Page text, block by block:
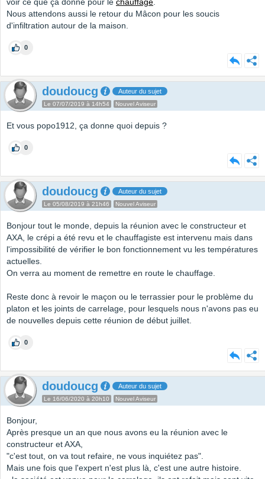
voir ce que ça donne pour le chauffage.
Nous attendons aussi le retour du Mâcon pour les soucis
d'infiltration autour de la maison.
0
doudoucg Auteur du sujet
Le 07/07/2019 à 14h54 Nouvel Aviseur
Et vous popo1912, ça donne quoi depuis ?
0
doudoucg Auteur du sujet
Le 05/08/2019 à 21h46 Nouvel Aviseur
Bonjour tout le monde, depuis la réunion avec le constructeur et
AXA, le crépi a été revu et le chauffagiste est intervenu mais dans
l'impossibilité de vérifier le bon fonctionnement vu les températures
actuelles.
On verra au moment de remettre en route le chauffage.
Reste donc à revoir le maçon ou le terrassier pour le problème du
platon et les joints de carrelage, pour lesquels nous n'avons pas eu
de nouvelles depuis cette réunion de début juillet.
0
doudoucg Auteur du sujet
Le 16/06/2020 à 20h10 Nouvel Aviseur
Bonjour,
Après presque un an que nous avons eu la réunion avec le
constructeur et AXA,
"c'est tout, on va tout refaire, ne vous inquiétez pas".
Mais une fois que l'expert n'est plus là, c'est une autre histoire.